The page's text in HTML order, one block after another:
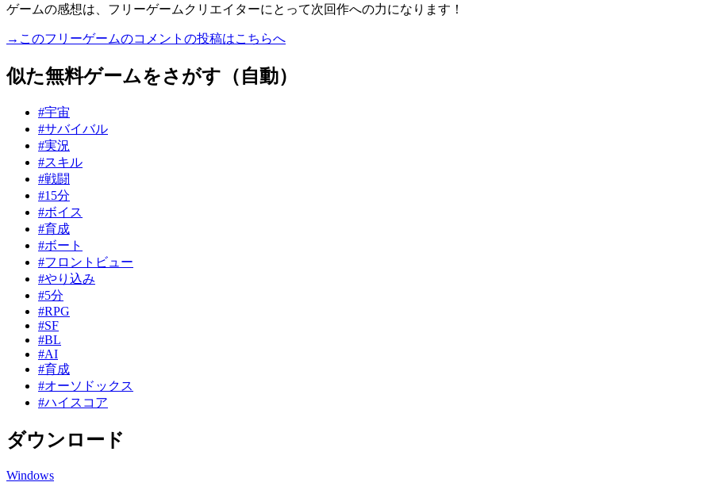
ゲームの感想は、フリーゲームクリエイターにとって次回作への力になります！
→このフリーゲームのコメントの投稿はこちらへ
似た無料ゲームをさがす（自動）
#宇宙
#サバイバル
#実況
#スキル
#戦闘
#15分
#ボイス
#育成
#ボート
#フロントビュー
#やり込み
#5分
#RPG
#SF
#BL
#AI
#育成
#オーソドックス
#ハイスコア
ダウンロード
Windows